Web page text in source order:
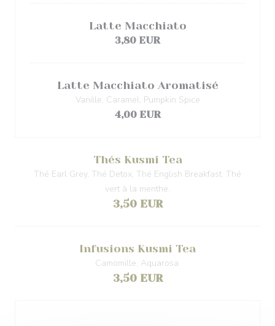
Latte Macchiato
3,80 EUR
Latte Macchiato Aromatisé
Vanille, Caramel, Pumpkin Spice
4,00 EUR
Thés Kusmi Tea
Thé Earl Grey, Thé Detox, Thé English Breakfast, Thé
vert à la menthe.
3,50 EUR
Infusions Kusmi Tea
Camomille, Aquarosa.
3,50 EUR